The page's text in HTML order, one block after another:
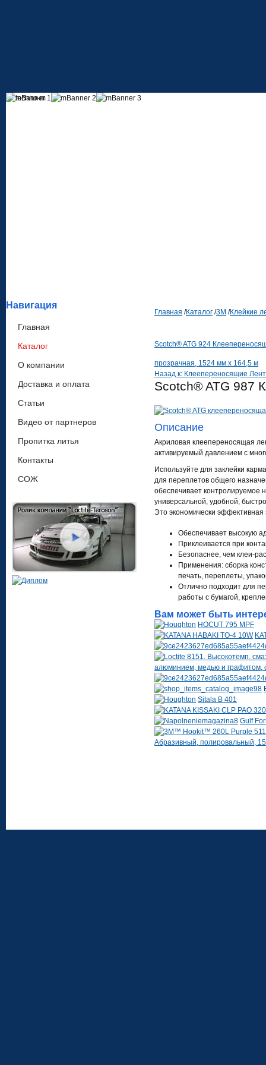
Навигация
Главная
Каталог
О компании
Доставка и оплата
Статьи
Видео от партнеров
Пропитка литья
Контакты
СОЖ
Главная /Каталог /3М /Клейкие
Scotch® ATG 924
прозрачная, 1524 мм х 164,5 м
Назад к: Клеепереносящие
Scotch® ATG 987
Описание
Акриловая клеепереносящая
активируемый давлением с
Используйте для заклейки
для переплетов общего
обеспечивает контролируемое
универсальной, удобной,
Это экономически эффективная
Обеспечивает высокую
Приклеивается при
Безопаснее, чем клеи-
Применения: сборка
печать, переплеты,
Отлично подходит для
работы с бумагой,
Вам может быть
HOCUT 795 MPF
алюминием, медью и графитом,
Sitala B 401
Gulf
Абразивный, полировальный,